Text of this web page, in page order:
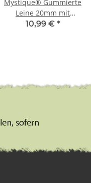
Mystique® Gummierte
Leine 20mm mit
Handschlaufe Standard
10,99 € *